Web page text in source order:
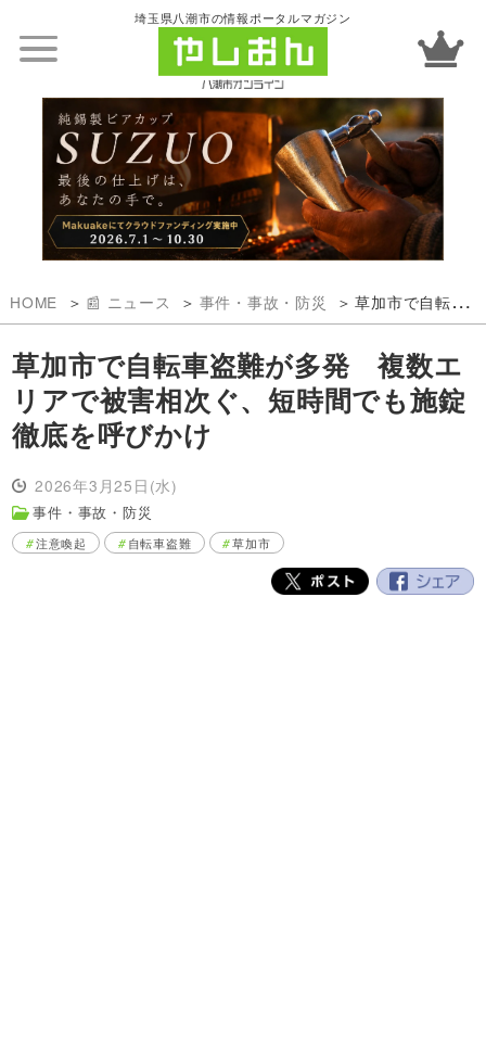
埼玉県八潮市の情報ポータルマガジン
HOME 📰 ニュース 事件・事故・防災 草加市で自転車盗難が多発 複数エリアで被害相次ぐ、短時間でも施錠徹底を呼びかけ
草加市で自転車盗難が多発 複数エ
リアで被害相次ぐ、短時間でも施錠
徹底を呼びかけ
2026年3月25日(水)
事件・事故・防災
注意喚起 自転車盗難 草加市